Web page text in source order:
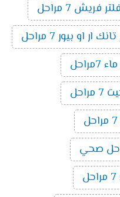
فريش 7 مراحل
ار او بيور 7 مراحل